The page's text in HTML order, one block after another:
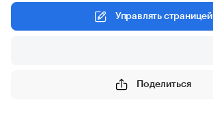
Управлять страницей
Поделиться